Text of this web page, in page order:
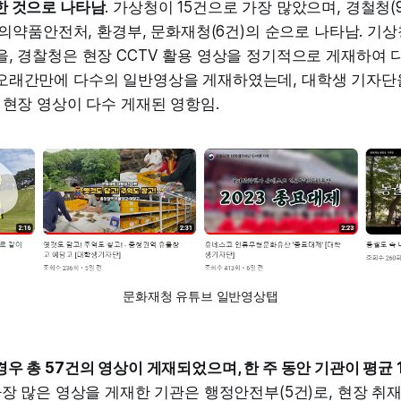
것으로 나타남. 가상청이 15건으로 가장 많았으며, 경철청
약품안전처, 환경부, 문화재청(6건)의 순으로 나타남. 기
, 경찰청은 현장 CCTV 활용 영상을 정기적으로 게재하여
래간만에 다수의 일반영상을 게재하였는데, 대학생 기자
장 영상이 다수 게재된 영항임.
문화재청 유튜브 일반영상탭
우 총 57건의 영상이 게재되었으며, 한 주 동안 기관이 평균
많은 영상을 게재한 기관은 행정안전부(5건)로, 현장 취